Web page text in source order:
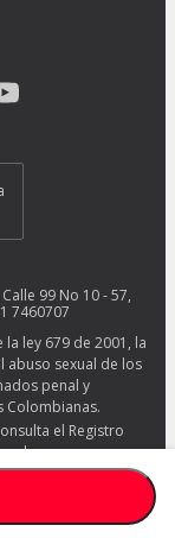
99 No 10 - 57,
7460707
ley 679 de 2001, la
abuso sexual de los
penal y
Colombianas.
el Registro
en